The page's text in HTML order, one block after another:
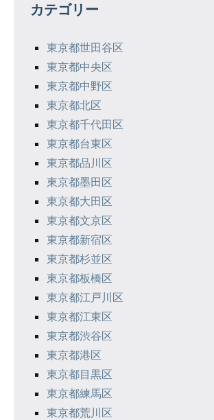
ー
カテゴリー
東京都世田谷区
東京都中央区
東京都中野区
東京都北区
東京都千代田区
東京都台東区
東京都品川区
東京都墨田区
東京都大田区
東京都文京区
東京都新宿区
東京都杉並区
東京都板橋区
東京都江戸川区
東京都江東区
東京都渋谷区
東京都港区
東京都目黒区
東京都練馬区
東京都荒川区